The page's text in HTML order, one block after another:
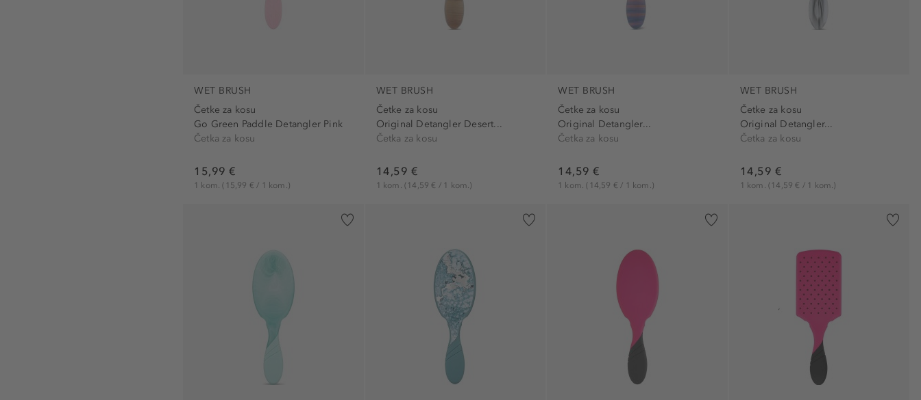
WET BRUSH
Četke za kosu
Go Green Paddle Detangler Pink
Četka za kosu
15,99 €
1 kom.(15,99 € / 1 kom.)
WET BRUSH
Četke za kosu
Original Detangler Desert...
Četka za kosu
14,59 €
1 kom. (14,59 € / 1 kom.)
WET BRUSH
Četke za kosu
Original Detangler...
Četka za kosu
14,59 €
1 kom.(14,59 € / 1 kom.)
WET BRUSH
Četke za kosu
Original Detangler...
Četka za kosu
14,59 €
1 kom. (14,59 € / 1 kom.)